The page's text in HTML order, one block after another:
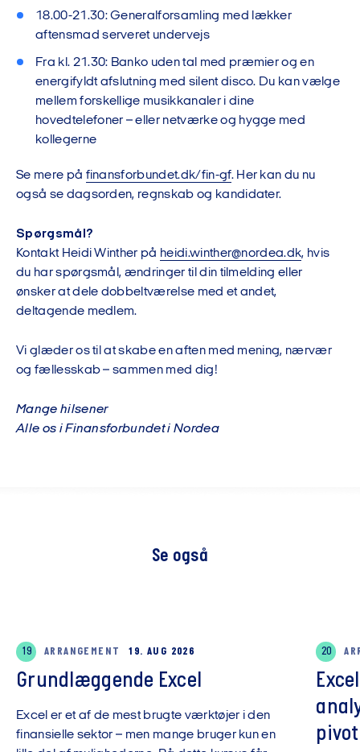
18.00-21.30: Generalforsamling med lækker
aftensmad serveret undervejs
Fra kl. 21.30: Banko uden tal med præmier og en
energifyldt afslutning med silent disco. Du kan vælge
mellem forskellige musikkanaler i dine
hovedtelefoner – eller netværke og hygge med
kollegerne
Se mere på finansforbundet.dk/fin-gf. Her kan du nu
også se dagsorden, regnskab og kandidater.
Spørgsmål?
Kontakt Heidi Winther på heidi.winther@nordea.dk, hvis
du har spørgsmål, ændringer til din tilmelding eller
ønsker at dele dobbeltværelse med et andet,
deltagende medlem.
Vi glæder os til at skabe en aften med mening, nærvær
og fællesskab – sammen med dig!
Mange hilsener
Alle os i Finansforbundet i Nordea
Se også
19 ARRANGEMENT 19. AUG 2026
Grundlæggende Excel
Excel er et af de mest brugte værktøjer i den
finansielle sektor – men mange bruger kun en
20